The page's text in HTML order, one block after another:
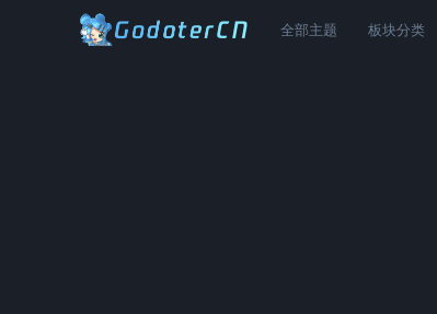
全部主题 板块分类